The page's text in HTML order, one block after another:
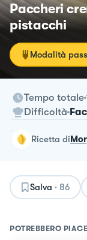
Paccheri
pistacchi
Modalità
Tempo totale
Difficoltà
ricetta di
Salva · 86
POTREBBERO